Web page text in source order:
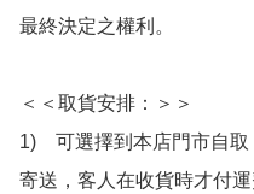
最終決定之權利。
＜＜取貨安排：＞＞
1)　可選擇到本店門市自
寄送，客人在收貨時才付